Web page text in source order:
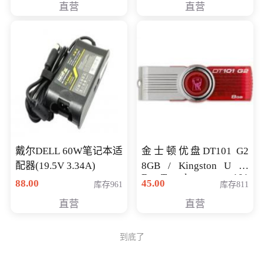
直营 直营
戴尔DELL 60W笔记本适
配器(19.5V 3.34A)
88.00
库存961
直营
金士顿优盘DT101 G2
8GB / Kingston U 盘
DataTraveler 101
Generati
45.00 库存811
直营
到底了